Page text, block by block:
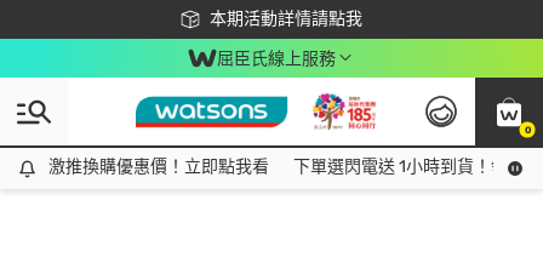
本期活動詳情請點我
下載app最高回饋$350
屈臣氏線上服務
0
激推換購優惠價！立即點我看
激推換購優惠價！立即點我看 下單選閃電送 1小時到貨！領神